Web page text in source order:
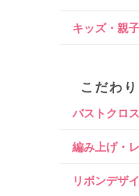
キッズ・親
こだわ
バストクロ
編み上げ・
リボンデザ